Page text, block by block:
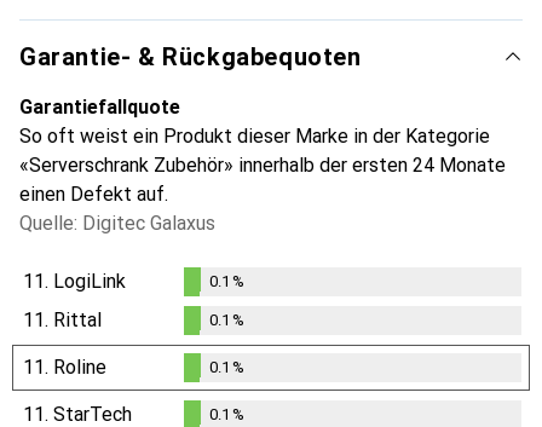
Garantie- & Rückgabequoten
Garantiefallquote
So oft weist ein Produkt dieser Marke in der Kategorie
«Serverschrank Zubehör» innerhalb der ersten 24 Monate
einen Defekt auf.
Quelle: Digitec Galaxus
11. LogiLink
%
0.1 %
11. Rittal
0.1%
0.1 %
11. Roline
0.1%
0.1 %
11. StarTech 0.1 %